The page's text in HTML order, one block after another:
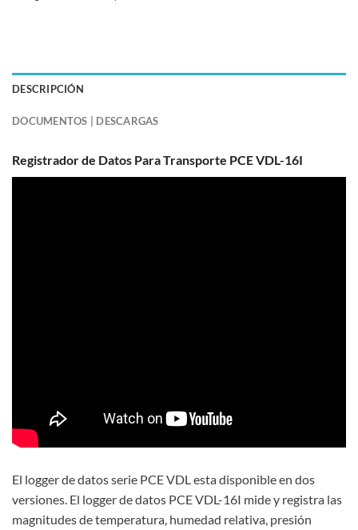
DESCRIPCIÓN
DOCUMENTOS | DESCARGAS
Registrador de Datos Para Transporte PCE VDL-16I
El logger de datos serie PCE VDL esta disponible en dos
versiones. El logger de datos PCE VDL-16I mide y registra las
magnitudes de temperatura, humedad relativa, presión